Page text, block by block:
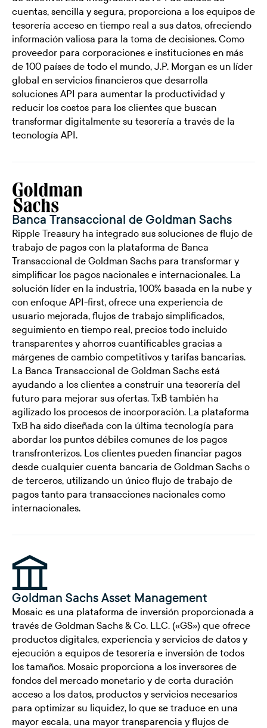
cuentas, sencilla y segura, proporciona a los equipos de
tesorería acceso en tiempo real a sus datos, ofreciendo
información valiosa para la toma de decisiones. Como
proveedor para corporaciones e instituciones en más
de 100 países de todo el mundo, J.P. Morgan es un líder
global en servicios financieros que desarrolla
soluciones API para aumentar la productividad y
reducir los costos para los clientes que buscan
transformar digitalmente su tesorería a través de la
tecnología API.
Banca Transaccional de Goldman Sachs
Ripple Treasury ha integrado sus soluciones de flujo de
trabajo de pagos con la plataforma de Banca
Transaccional de Goldman Sachs para transformar y
simplificar los pagos nacionales e internacionales. La
solución líder en la industria, 100% basada en la nube y
con enfoque API-first, ofrece una experiencia de
usuario mejorada, flujos de trabajo simplificados,
seguimiento en tiempo real, precios todo incluido
transparentes y ahorros cuantificables gracias a
márgenes de cambio competitivos y tarifas bancarias.
La Banca Transaccional de Goldman Sachs está
ayudando a los clientes a construir una tesorería del
futuro para mejorar sus ofertas. TxB también ha
agilizado los procesos de incorporación. La plataforma
TxB ha sido diseñada con la última tecnología para
abordar los puntos débiles comunes de los pagos
transfronterizos. Los clientes pueden financiar pagos
desde cualquier cuenta bancaria de Goldman Sachs o
de terceros, utilizando un único flujo de trabajo de
pagos tanto para transacciones nacionales como
internacionales.
Goldman Sachs Asset Management
Mosaic es una plataforma de inversión proporcionada a
través de Goldman Sachs & Co. LLC. («GS») que ofrece
productos digitales, experiencia y servicios de datos y
ejecución a equipos de tesorería e inversión de todos
los tamaños. Mosaic proporciona a los inversores de
fondos del mercado monetario y de corta duración
acceso a los datos, productos y servicios necesarios
para optimizar su liquidez, lo que se traduce en una
mayor escala, una mayor transparencia y flujos de